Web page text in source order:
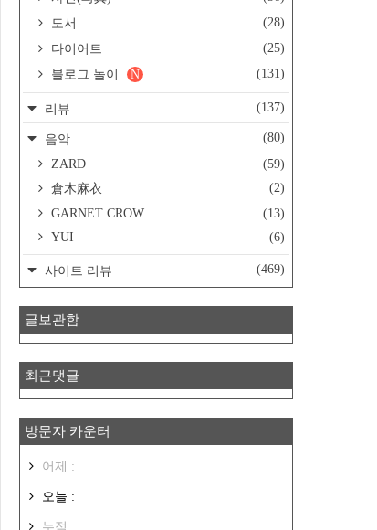
도서
(28)
다이어트
(25)
블로그 놀이
(131)
N
리뷰 (137)
음악
(80)
ZARD
(59)
倉木麻衣
(2)
GARNET CROW
(13)
YUI
(6)
사이트 리뷰 (469)
글보관함
최근댓글
방문자 카운터
어제 :
오늘 :
누적 :